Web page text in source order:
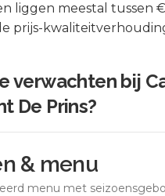
liggen meestal tussen
prijs-
verwachten bij
De Prins?
& menu
menu met